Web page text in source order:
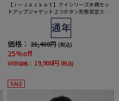
【ｉ－Ｊａｃｋｅｔ】アイシリーズ木柄セッ
トアップジャケット２つボタン形態安定スト
レッチ軽量ウォッシャブル通年
価格： 26,400円 (税込)
25%off
WEB価格： 19,900円 (税込)
SALE